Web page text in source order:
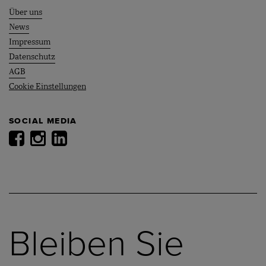
Über uns
News
Impressum
Datenschutz
AGB
Cookie Einstellungen
SOCIAL MEDIA
Bleiben Sie